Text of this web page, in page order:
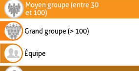
Moyen groupe (entre 30
et 100)
Grand groupe (> 100)
Équipe